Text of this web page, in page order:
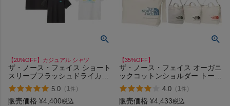
【20%OFF】カジュアル シャツ
ザ・ノース・フェイス ショート
スリーブフラッシュドライカク
タスロゴティー カジュアル ア
ウトドア 半袖 Tシャツ バック
プリント THE NORTH FACE K
5.0 （ 1件 ）
販売価格 ¥4,400税込
【35%OFF】
ザ・ノース・フェイス オーガニ
ックコットンショルダー トート
バッグ カジュアル バッグ THE
NORTH FACE KC MM NB NG
NK NR アウトレット セール
4.0 （ 1件 ）
販売価格 ¥4,433税込